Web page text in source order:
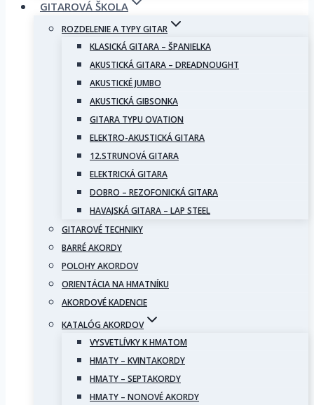
GITAROVÁ ŠKOLA
ROZDELENIE A TYPY GITAR
KLASICKÁ GITARA – ŠPANIELKA
AKUSTICKÁ GITARA – DREADNOUGHT
AKUSTICKÉ JUMBO
AKUSTICKÁ GIBSONKA
GITARA TYPU OVATION
ELEKTRO-AKUSTICKÁ GITARA
12.STRUNOVÁ GITARA
ELEKTRICKÁ GITARA
DOBRO – REZOFONICKÁ GITARA
HAVAJSKÁ GITARA – LAP STEEL
GITAROVÉ TECHNIKY
BARRÉ AKORDY
POLOHY AKORDOV
ORIENTÁCIA NA HMATNÍKU
AKORDOVÉ KADENCIE
KATALÓG AKORDOV
VYSVETLÍVKY K HMATOM
HMATY – KVINTAKORDY
HMATY – SEPTAKORDY
HMATY – NONOVÉ AKORDY